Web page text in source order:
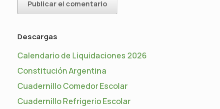
Descargas
Calendario de Liquidaciones 2026
Constitución Argentina
Cuadernillo Comedor Escolar
Cuadernillo Refrigerio Escolar